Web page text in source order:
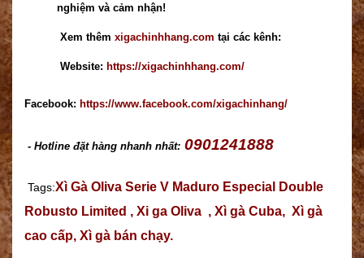
nghiệm và cảm nhận!
Xem thêm xigachinhhang.com tại các kênh:
Website: https://xigachinhhang.com/
Facebook: https://www.facebook.com/xigachinhang/
- Hotline đặt hàng nhanh nhất: 0901241888
Tags:Xì Gà Oliva Serie V Maduro Especial Double
Robusto Limited , Xi ga Oliva , Xì gà Cuba, Xì gà
cao cấp, Xì gà bán chạy.